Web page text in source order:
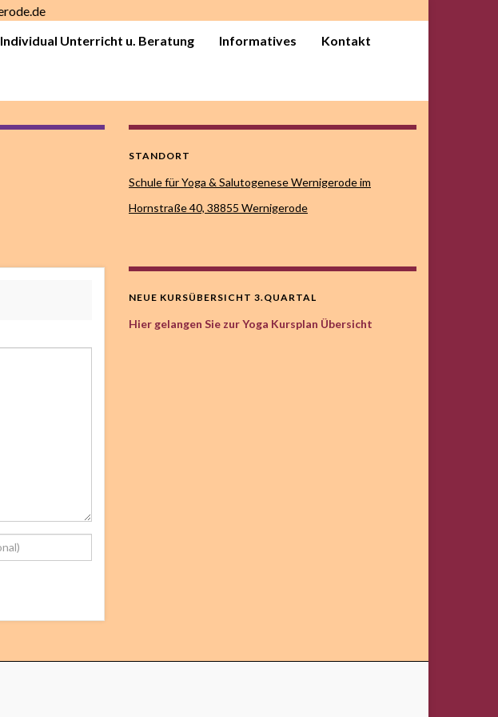
Individual Unterricht u. Beratung Informatives Kontakt
STANDORT
Schule für Yoga & Salutogenese Wernigerode im
Hornstraße 40, 38855 Wernigerode
NEUE KURSÜBERSICHT 3.QUARTAL
Hier gelangen Sie zur Yoga Kursplan Übersicht